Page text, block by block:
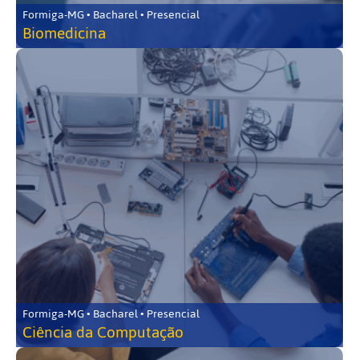
Formiga-MG • Bacharel • Presencial
Biomedicina
Formiga-MG • Bacharel • Presencial
Ciência da Computação